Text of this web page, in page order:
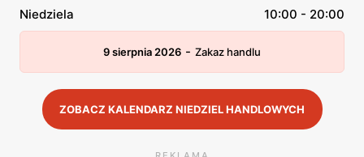
Niedziela
10:00 - 20:00
9 sierpnia 2026 - Zakaz handlu
ZOBACZ KALENDARZ NIEDZIEL HANDLOWYCH